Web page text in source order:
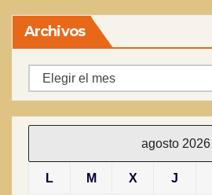
Archivos
Archivos
agosto 2026
L M X J